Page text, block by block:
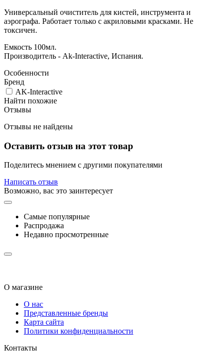
Универсальный очиститель для кистей, инструмента и
аэрографа. Работает только с акриловыми красками. Не
токсичен.
Емкость 100мл.
Производитель - Ak-Interactive, Испания.
Особенности
Бренд
AK-Interactive
Найти похожие
Отзывы
Отзывы не найдены
Оставить отзыв на этот товар
Поделитесь мнением с другими покупателями
Написать отзыв
Возможно, вас это заинтересует
Самые популярные
Распродажа
Недавно просмотренные
О магазине
О нас
Представленные бренды
Карта сайта
Политики конфиденциальности
Контакты